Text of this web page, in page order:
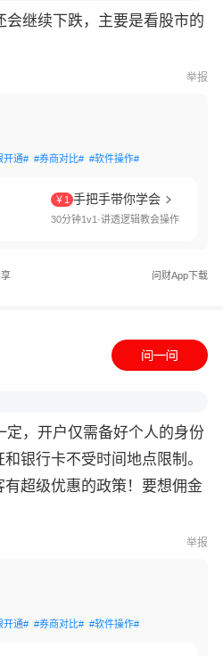
会继续下跌，主要是看股市的
举报
开通# #券商对比# #软件操作#
￥1 手把手带你学会
30分钟1v1·讲透逻辑教会操作
问财App下载
定，开户仅需备好个人的身份
银行卡不受时间地点限制。
超级优惠的政策！要想佣金
举报
开通# #券商对比# #软件操作#